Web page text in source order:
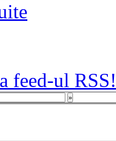
feed-ul RSS!
»